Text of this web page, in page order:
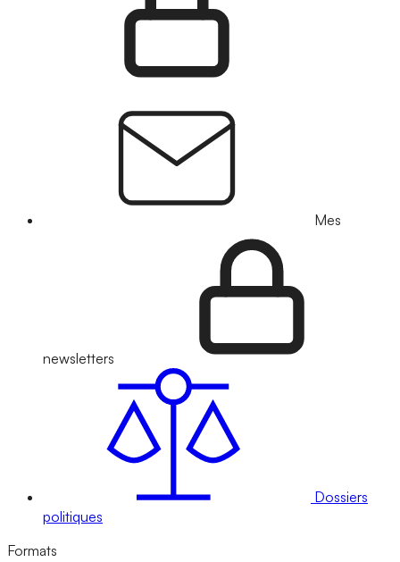
Mes
newsletters
Dossiers
politiques
Formats